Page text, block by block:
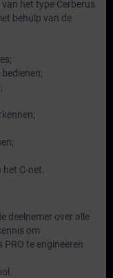
het type Cerberus
behulp van de
C-net.
deelnemer over alle
om
te engineeren